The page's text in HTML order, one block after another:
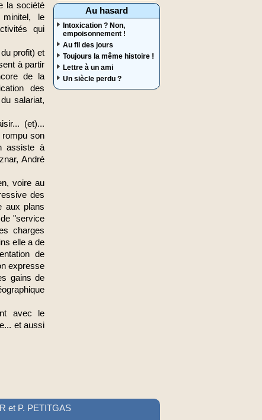
la société
le
qui
profit) et
à partir
de la
des
salariat,
(et)...
rompu son
assiste à
André
voire au
des
aux plans
"service
charges
elle a de
de
expresse
gains de
avec le
et aussi
Au hasard
Intoxication ? Non,
empoisonnement !
Au fil des jours
Toujours la même histoire !
Lettre à un ami
Un siècle perdu ?
et P. PETITGAS